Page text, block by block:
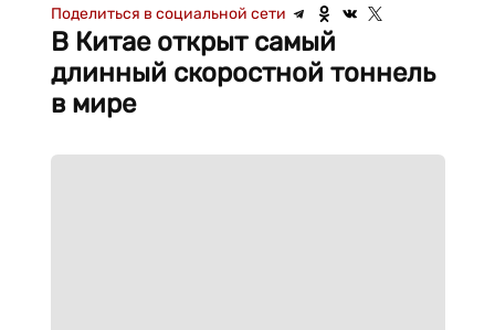
Поделиться в социальной сети
В Китае открыт самый
длинный скоростной тоннель
в мире